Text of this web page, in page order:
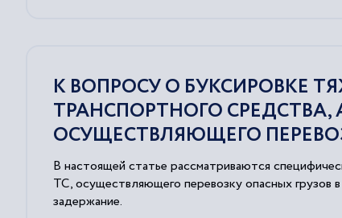
К ВОПРОСУ О БУКСИРОВКЕ
ТРАНСПОРТНОГО
ОСУЩЕСТВЛЯЮЩЕГО
В настоящей статье рассматриваются
ТС, осуществляющего перевозку опасных грузов
задержание.